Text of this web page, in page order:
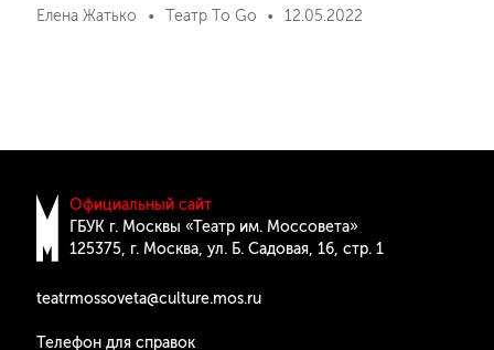
Елена Жатько Театр To Go 12.05.2022
Официальный сайт
ГБУК г. Москвы «Театр им. Моссовета»
125375, г. Москва, ул. Б. Cадовая, 16, стр. 1
teatrmossoveta@culture.mos.ru
Телефон для справок